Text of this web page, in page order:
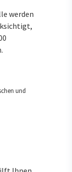
werden
und